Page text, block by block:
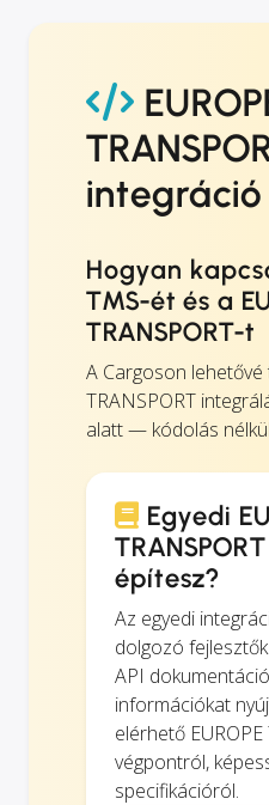
integráció
Hogyan
TMS-ét és a
TRANSPORT-t
A Cargoson lehetővé
TRANSPORT
alatt — kódolás
Egyedi
építesz?
Az egyedi
dolgozó
API
információkat
elérhető EUROPE
végpontról,
specifikációról.